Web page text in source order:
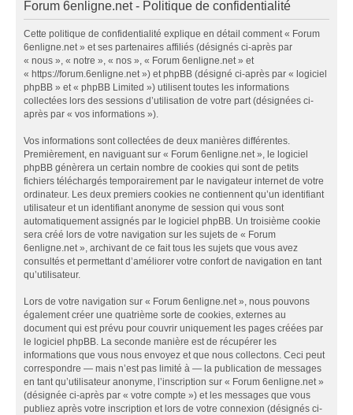
Forum 6enligne.net - Politique de confidentialité
Cette politique de confidentialité explique en détail comment « Forum
6enligne.net » et ses partenaires affiliés (désignés ci-après par
« nous », « notre », « nos », « Forum 6enligne.net » et
« https://forum.6enligne.net ») et phpBB (désigné ci-après par « logiciel
phpBB » et « phpBB Limited ») utilisent toutes les informations
collectées lors des sessions d’utilisation de votre part (désignées ci-
après par « vos informations »).
Vos informations sont collectées de deux manières différentes.
Premièrement, en naviguant sur « Forum 6enligne.net », le logiciel
phpBB génèrera un certain nombre de cookies qui sont de petits
fichiers téléchargés temporairement par le navigateur internet de votre
ordinateur. Les deux premiers cookies ne contiennent qu’un identifiant
utilisateur et un identifiant anonyme de session qui vous sont
automatiquement assignés par le logiciel phpBB. Un troisième cookie
sera créé lors de votre navigation sur les sujets de « Forum
6enligne.net », archivant de ce fait tous les sujets que vous avez
consultés et permettant d’améliorer votre confort de navigation en tant
qu’utilisateur.
Lors de votre navigation sur « Forum 6enligne.net », nous pouvons
également créer une quatrième sorte de cookies, externes au
document qui est prévu pour couvrir uniquement les pages créées par
le logiciel phpBB. La seconde manière est de récupérer les
informations que vous nous envoyez et que nous collectons. Ceci peut
correspondre — mais n’est pas limité à — la publication de messages
en tant qu’utilisateur anonyme, l’inscription sur « Forum 6enligne.net »
(désignée ci-après par « votre compte ») et les messages que vous
publiez après votre inscription et lors de votre connexion (désignés ci-